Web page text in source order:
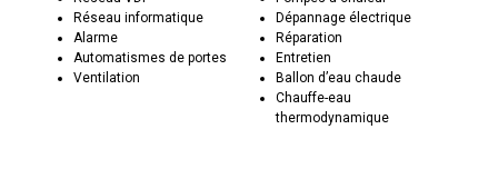
Réseau informatique
Alarme
Automatismes de portes
Ventilation
Dépannage électrique
Réparation
Entretien
Ballon d’eau chaude
Chauffe-eau
thermodynamique